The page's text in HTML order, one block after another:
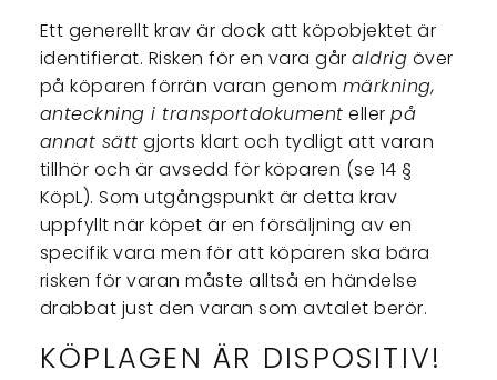
Ett generellt krav är dock att köpobjektet är
identifierat. Risken för en vara gåraldrig över
på köparen förrän varan genom märkning,
anteckning i transportdokument ellerpå
annat sätt gjorts klart och tydligt att varan
tillhör och är avsedd för köparen (se 14 §
KöpL). Som utgångspunkt är detta krav
uppfyllt när köpet är en försäljning av en
specifik vara men för att köparen ska bära
risken för varan måste alltså en händelse
drabbat just den varan som avtalet berör.
KÖPLAGEN ÄR DISPOSITIV!